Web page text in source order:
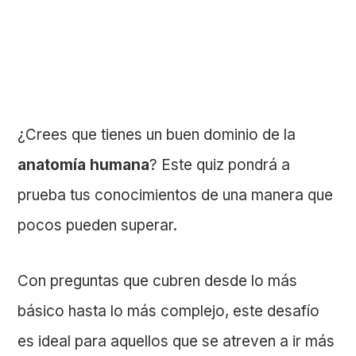
¿Crees que tienes un buen dominio de la
anatomía humana? Este quiz pondrá a
prueba tus conocimientos de una manera que
pocos pueden superar.
Con preguntas que cubren desde lo más
básico hasta lo más complejo, este desafío
es ideal para aquellos que se atreven a ir más